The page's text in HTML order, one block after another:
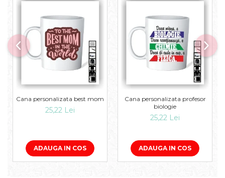
Cana personalizata best mom
25,22 Lei
ADAUGA IN COS
Cana personalizata profesor
biologie
25,22 Lei
ADAUGA IN COS